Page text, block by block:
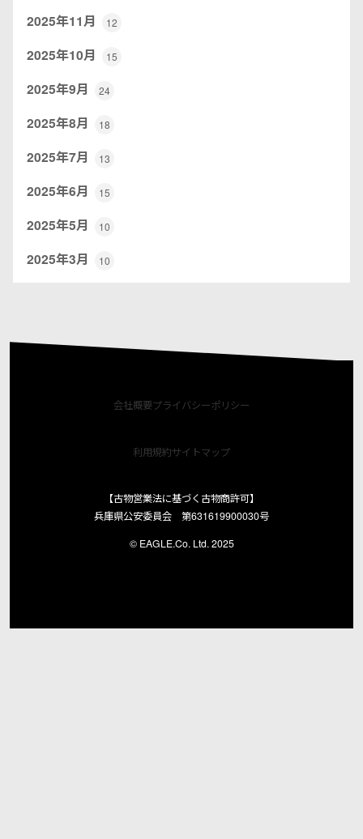
2025年11月 12
2025年10月 15
2025年9月 24
2025年8月 18
2025年7月 13
2025年6月 15
2025年5月 10
2025年3月 10
会社概要プライバシーポリシー
利用規約サイトマップ
【古物営業法に基づく古物商許可】
兵庫県公安委員会 第631619900030号
© EAGLE.Co. Ltd. 2025